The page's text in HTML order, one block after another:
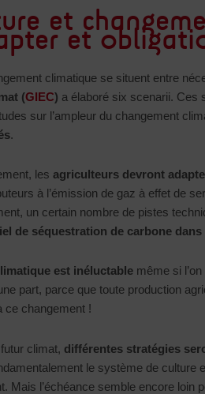
et
et
climatique se situent entre
(GIEC) a élaboré six scenarii. Ces
sur l’ampleur du changement
.
les agriculteurs devront
à l’émission de gaz à effet de
un certain nombre de pistes
de séquestration de carbone dans
est inéluctablemême si l’on
part, parce que toute production
ce changement !
climat, différentes stratégies
le système de culture
Mais l’échéance semble encore loin